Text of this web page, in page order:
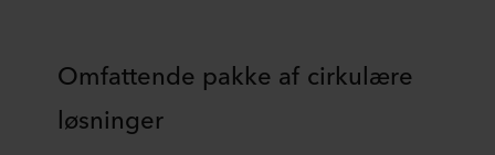
Omfattende pakke af cirkulære
løsninger